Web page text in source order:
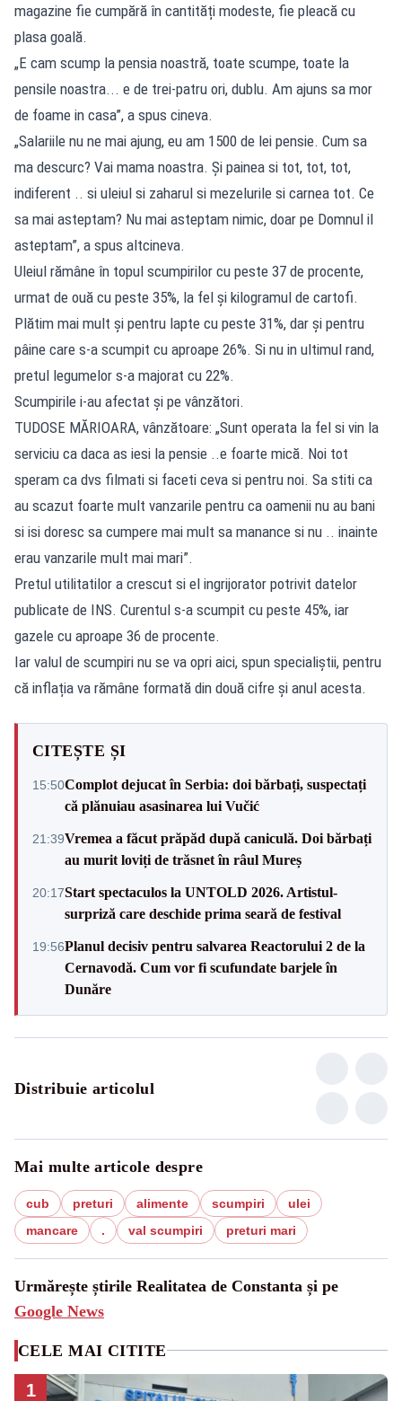
magazine fie cumpără în cantități modeste, fie pleacă cu
plasa goală.
„E cam scump la pensia noastră, toate scumpe, toate la
pensile noastra... e de trei-patru ori, dublu. Am ajuns sa mor
de foame in casa”, a spus cineva.
„Salariile nu ne mai ajung, eu am 1500 de lei pensie. Cum sa
ma descurc? Vai mama noastra. Și painea si tot, tot, tot,
indiferent .. si uleiul si zaharul si mezelurile si carnea tot. Ce
sa mai asteptam? Nu mai asteptam nimic, doar pe Domnul il
asteptam”, a spus altcineva.
Uleiul rămâne în topul scumpirilor cu peste 37 de procente,
urmat de ouă cu peste 35%, la fel și kilogramul de cartofi.
Plătim mai mult și pentru lapte cu peste 31%, dar și pentru
pâine care s-a scumpit cu aproape 26%. Si nu in ultimul rand,
pretul legumelor s-a majorat cu 22%.
Scumpirile i-au afectat și pe vânzători.
TUDOSE MĂRIOARA, vânzătoare: „Sunt operata la fel si vin la
serviciu ca daca as iesi la pensie ..e foarte mică. Noi tot
speram ca dvs filmati si faceti ceva si pentru noi. Sa stiti ca
au scazut foarte mult vanzarile pentru ca oamenii nu au bani
si isi doresc sa cumpere mai mult sa manance si nu .. inainte
erau vanzarile mult mai mari”.
Pretul utilitatilor a crescut si el ingrijorator potrivit datelor
publicate de INS. Curentul s-a scumpit cu peste 45%, iar
gazele cu aproape 36 de procente.
Iar valul de scumpiri nu se va opri aici, spun specialiștii, pentru
că inflația va rămâne formată din două cifre și anul acesta.
CITEȘTE ȘI
15:50Complot dejucat în Serbia: doi bărbați, suspectați
că plănuiau asasinarea lui Vučić
21:39Vremea a făcut prăpăd după caniculă. Doi bărbați
au murit loviți de trăsnet în râul Mureș
20:17Start spectaculos la UNTOLD 2026. Artistul-
surpriză care deschide prima seară de festival
19:56Planul decisiv pentru salvarea Reactorului 2 de la
Cernavodă. Cum vor fi scufundate barjele în
Dunăre
Distribuie articolul
Mai multe articole despre
cub preturi alimente scumpiri
ulei
mancare
. val scumpiri preturi mari
Urmărește știrile Realitatea de Constanta și pe
Google News
CELE MAI CITITE
1